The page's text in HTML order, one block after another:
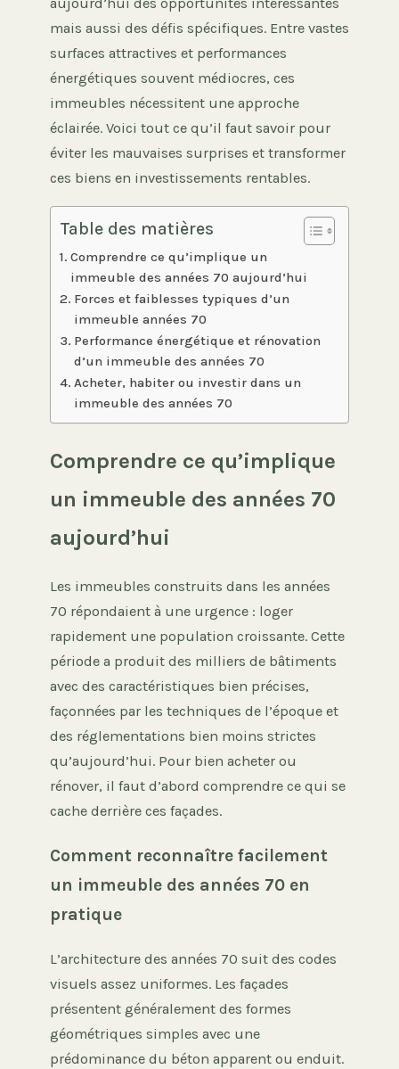
mais aussi des défis spécifiques. Entre vastes
surfaces attractives et performances
énergétiques souvent médiocres, ces
immeubles nécessitent une approche
éclairée. Voici tout ce qu’il faut savoir pour
éviter les mauvaises surprises et transformer
ces biens en investissements rentables.
Table des matières
Comprendre ce qu’implique un
immeuble des années 70 aujourd’hui
Forces et faiblesses typiques d’un
immeuble années 70
Performance énergétique et rénovation
d’un immeuble des années 70
Acheter, habiter ou investir dans un
immeuble des années 70
Comprendre ce qu’implique
un immeuble des années 70
aujourd’hui
Les immeubles construits dans les années
70 répondaient à une urgence : loger
rapidement une population croissante. Cette
période a produit des milliers de bâtiments
avec des caractéristiques bien précises,
façonnées par les techniques de l’époque et
des réglementations bien moins strictes
qu’aujourd’hui. Pour bien acheter ou
rénover, il faut d’abord comprendre ce qui se
cache derrière ces façades.
Comment reconnaître facilement
un immeuble des années 70 en
pratique
L’architecture des années 70 suit des codes
visuels assez uniformes. Les façades
présentent généralement des formes
géométriques simples avec une
prédominance du béton apparent ou enduit.